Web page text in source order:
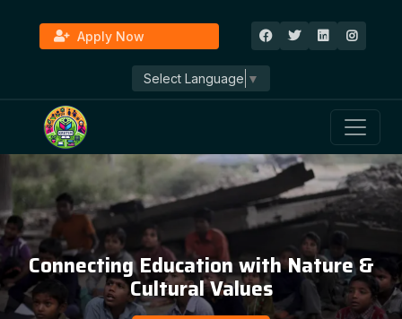
Apply Now
Select Language ▼
Connecting Education with Nature &
Cultural Values